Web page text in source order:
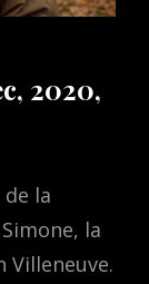
2020,
la
la